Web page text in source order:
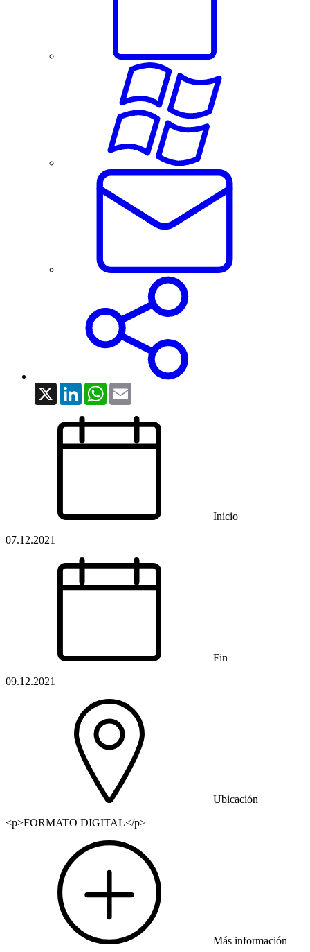
X LinkedInWhatsApp
Inicio
07.12.2021
Fin
09.12.2021
Ubicación
<p>FORMATO DIGITAL</p>
Más información